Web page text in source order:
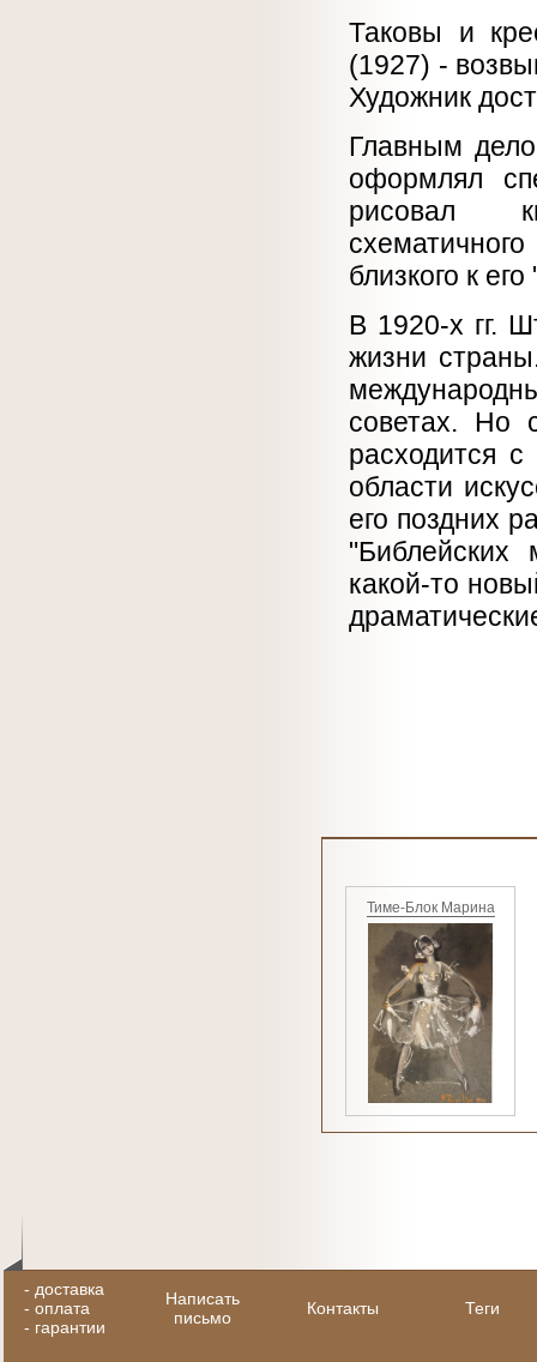
Таковы и
(1927) -
Художник
Главным
оформлял
рисовал
близкого к
В 1920-х гг.
жизни
советах. Но
расходится
области
его поздних
"Библейских
какой-то
Тиме-Блок Марина
- доставка
- оплата
- гарантии
Написать
письмо
Контакты Теги